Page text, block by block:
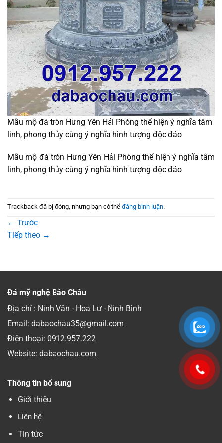
Mẫu mộ đá tròn Hưng Yên Hải Phòng thể hiện ý nghĩa tâm
linh, phong thủy cùng ý nghĩa hình tượng độc đáo
Mẫu mộ đá tròn Hưng Yên Hải Phòng thể hiện ý nghĩa tâm
linh, phong thủy cùng ý nghĩa hình tượng độc đáo
Trackback đã bị đóng, nhưng bạn có thể đăng bình luận.
← Trước
Tiếp theo →
Đá mỹ nghệ Bảo Châu
Địa chỉ : Ninh Vân - Hoa Lư - Ninh Bình
Email: dabaochau35@gmail.com
Điện thoại: 0912.957.222
Website: dabaochau.com
Thông tin bổ sung
Giới thiệu
Liên hệ
Tin tức